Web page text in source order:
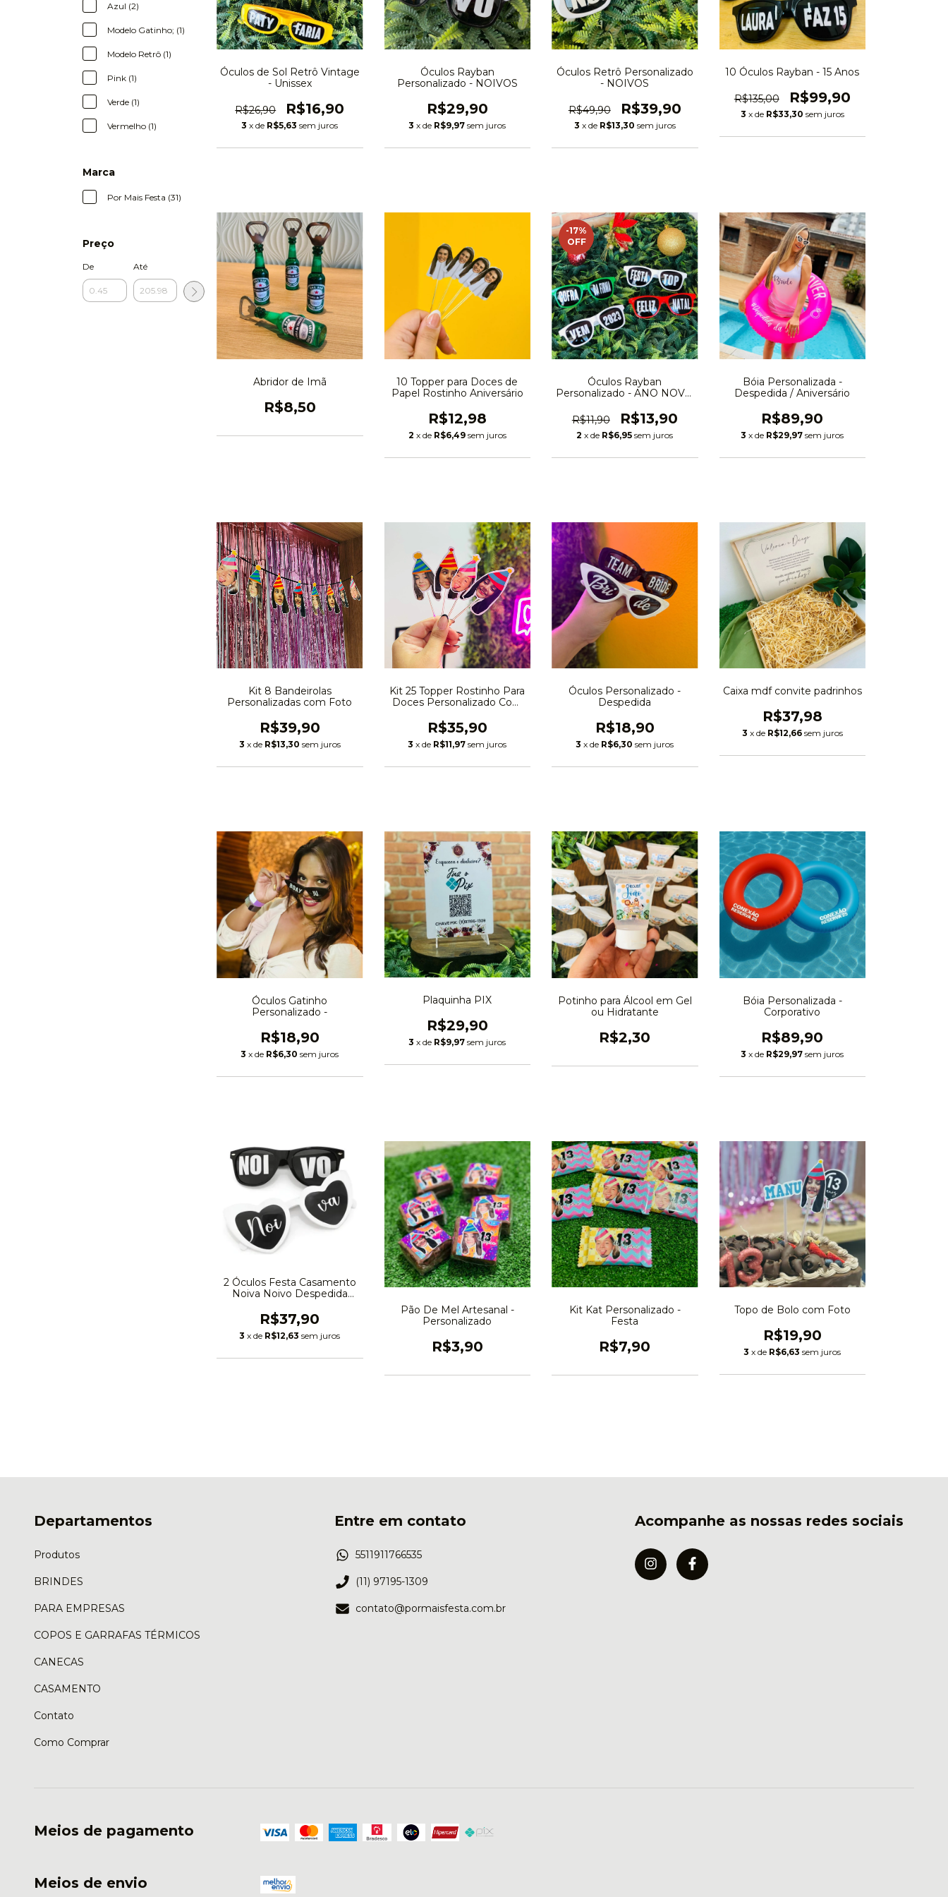
Azul (2)
Modelo Gatinho; (1)
Modelo Retrô (1)
Pink (1)
Verde (1)
Vermelho (1)
Marca
Por Mais Festa (31)
Preço
De Até
Óculos de Sol Retrô Vintage
- Unissex
R$26,90 R$16,90
3 x de R$5,63 sem juros
Óculos Rayban
Personalizado - NOIVOS
R$29,90
3 x de R$9,97 sem juros
Óculos Retrô Personalizado
- NOIVOS
R$49,90 R$39,90
3 x de R$13,30 sem juros
10 Óculos Rayban - 15 Anos
R$135,00 R$99,90
3 x de R$33,30 sem juros
Abridor de Imã
R$8,50
10 Topper para Doces de
Papel Rostinho Aniversário
R$12,98
2 x de R$6,49 sem juros
-17%
OFF
Óculos Rayban
Personalizado - ANO NOVO
R$11,90
R$13,90
2 x de R$6,95 sem juros
Bóia Personalizada -
Despedida / Aniversário
R$89,90
3 x de R$29,97 sem juros
Kit 8 Bandeirolas
Personalizadas com Foto
R$39,90
3 x de R$13,30 sem juros
Kit 25 Topper Rostinho Para
Doces Personalizado Com
R$35,90
3 x de R$11,97 sem juros
Óculos Personalizado -
Despedida
R$18,90
3 x de R$6,30 sem juros
Caixa mdf convite padrinhos
R$37,98
3 x de R$12,66 sem juros
Óculos Gatinho
Personalizado -
R$18,90
3 x de R$6,30 sem juros
Plaquinha PIX
R$29,90
3 x de R$9,97 sem juros
Potinho para Álcool em Gel
ou Hidratante
R$2,30
Bóia Personalizada -
Corporativo
R$89,90
3 x de R$29,97 sem juros
2 Óculos Festa Casamento
Noiva Noivo Despedida
R$37,90
3 x de R$12,63 sem juros
Pão De Mel Artesanal -
Personalizado
R$3,90
Kit Kat Personalizado -
Festa
R$7,90
Topo de Bolo com Foto
R$19,90
3 x de R$6,63 sem juros
Departamentos
Produtos
BRINDES
PARA EMPRESAS
COPOS E GARRAFAS TÉRMICOS
CANECAS
CASAMENTO
Contato
Como Comprar
Entre em contato
5511911766535
(11) 97195-1309
contato@pormaisfesta.com.br
Acompanhe as nossas redes sociais
Meios de pagamento
Meios de envio